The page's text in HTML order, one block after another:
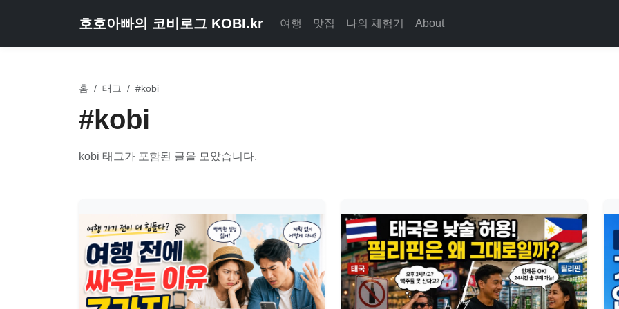
호호아빠의 코비로그 KOBI.kr 여행 맛집 나의 체험기 About
홈 / 태그 / #kobi
#kobi
kobi 태그가 포함된 글을 모았습니다.